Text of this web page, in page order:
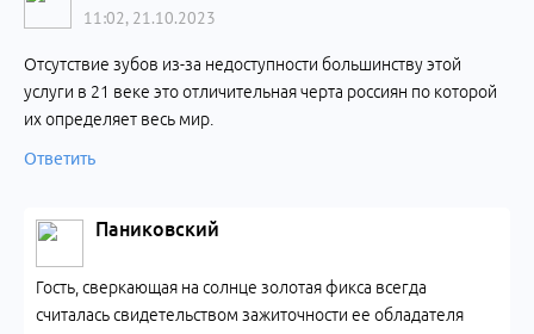
11:02, 21.10.2023
Отсутствие зубов из-за недоступности большинству этой
услуги в 21 веке это отличительная черта россиян по которой
их определяет весь мир.
Ответить
Паниковский
Гость, сверкающая на солнце золотая фикса всегда
считалась свидетельством зажиточности ее обладателя